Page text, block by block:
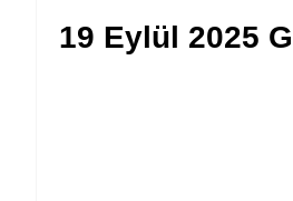
19 Eylül 2025